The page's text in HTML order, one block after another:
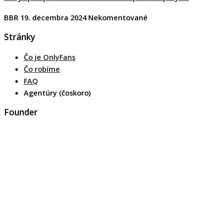
BBR 19. decembra 2024 Nekomentované
Stránky
Čo je OnlyFans
Čo robíme
FAQ
Agentúry (čoskoro)
Founder